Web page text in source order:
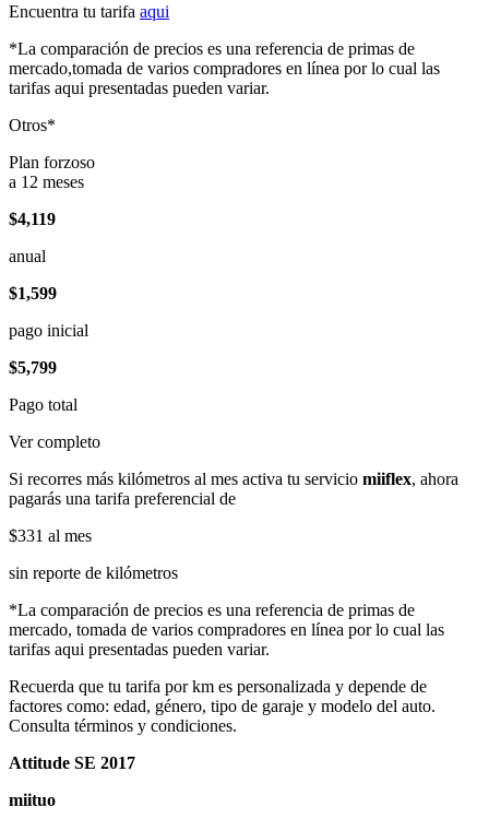
Encuentra tu tarifa aqui
*La comparación de precios es una referencia de primas de
mercado,tomada de varios compradores en línea por lo cual las
tarifas aqui presentadas pueden variar.
Otros*
Plan forzoso
a 12 meses
$4,119
anual
$1,599
pago inicial
$5,799
Pago total
Ver completo
Si recorres más kilómetros al mes activa tu servicio miiflex, ahora
pagarás una tarifa preferencial de
$331 al mes
sin reporte de kilómetros
*La comparación de precios es una referencia de primas de
mercado, tomada de varios compradores en línea por lo cual las
tarifas aqui presentadas pueden variar.
Recuerda que tu tarifa por km es personalizada y depende de
factores como: edad, género, tipo de garaje y modelo del auto.
Consulta términos y condiciones.
Attitude SE 2017
miituo